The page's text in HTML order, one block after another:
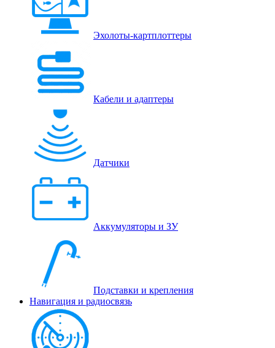
Эхолоты-картплоттеры
Кабели и адаптеры
Датчики
Аккумуляторы и ЗУ
Подставки и крепления
Навигация и радиосвязь